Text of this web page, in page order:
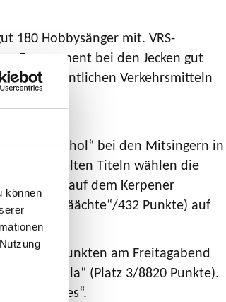
können
180 Hobbysänger mit. VRS-
Engagement bei den Jecken gut
den öffentlichen Verkehrsmitteln
mehr Alkohol“ bei den Mitsingern in
abgespielten Titeln wählen die
Ebenfalls auf dem Kerpener
(„1000 Näächte“/432 Punkte) auf
9450 Punkten am Freitagabend
„Kasalla“ (Platz 3/8820 Punkte).
Bitches“.